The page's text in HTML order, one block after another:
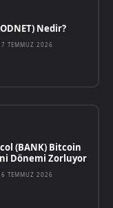
Nedir?
TEMMUZ 2026
(BANK) Bitcoin
Dönemi Zorluyor
TEMMUZ 2026